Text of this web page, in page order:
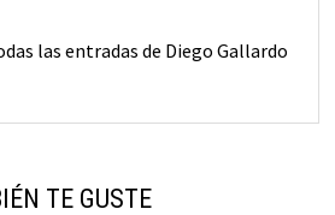
las entradas de Diego Gallardo
TE GUSTE